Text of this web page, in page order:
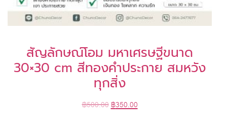
สัญลักษณ์โอม มหาเศรษฐีขนาด
30×30 cm สีทองคำประกาย สมหวัง
ทุกสิ่ง
฿500.00฿350.00